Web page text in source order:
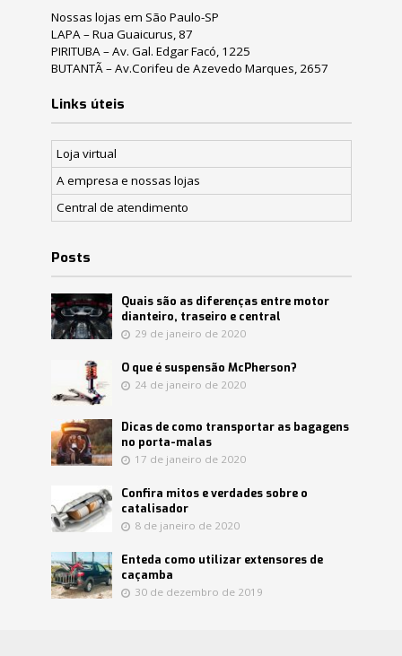
Nossas lojas em São Paulo-SP
LAPA – Rua Guaicurus, 87
PIRITUBA – Av. Gal. Edgar Facó, 1225
BUTANTÃ – Av.Corifeu de Azevedo Marques, 2657
Links úteis
Loja virtual
A empresa e nossas lojas
Central de atendimento
Posts
Quais são as diferenças entre motor
dianteiro, traseiro e central
29 de janeiro de 2020
O que é suspensão McPherson?
24 de janeiro de 2020
Dicas de como transportar as bagagens
no porta-malas
17 de janeiro de 2020
Confira mitos e verdades sobre o
catalisador
8 de janeiro de 2020
Enteda como utilizar extensores de
caçamba
30 de dezembro de 2019